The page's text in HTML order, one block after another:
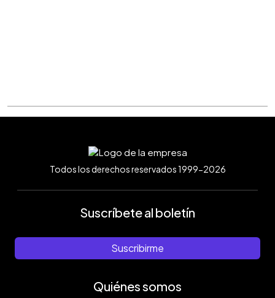
Todos los derechos reservados 1999-2026
Suscríbete al boletín
Suscribirme
Quiénes somos